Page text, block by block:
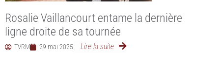
Rosalie Vaillancourt entame la dernière
ligne droite de sa tournée
TVRM 29 mai 2025 Lire la suite